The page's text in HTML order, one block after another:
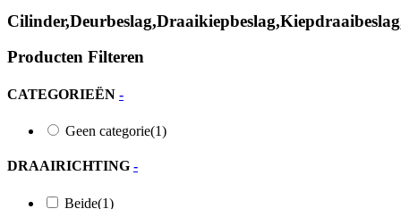
Producten Filteren
CATEGORIEËN -
Geen categorie(1)
DRAAIRICHTING -
Beide(1)